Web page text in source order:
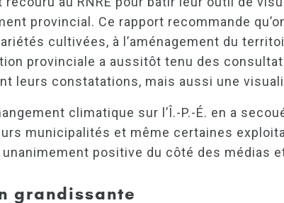
provincial. Ce rapport recommande
cultivées, à l’aménagement du
provinciale a aussitôt tenu des
leurs constatations, mais aussi une
climatique sur l’Î.-P.-É. en a
municipalités et même certaines
positive du côté des médias
grandissante